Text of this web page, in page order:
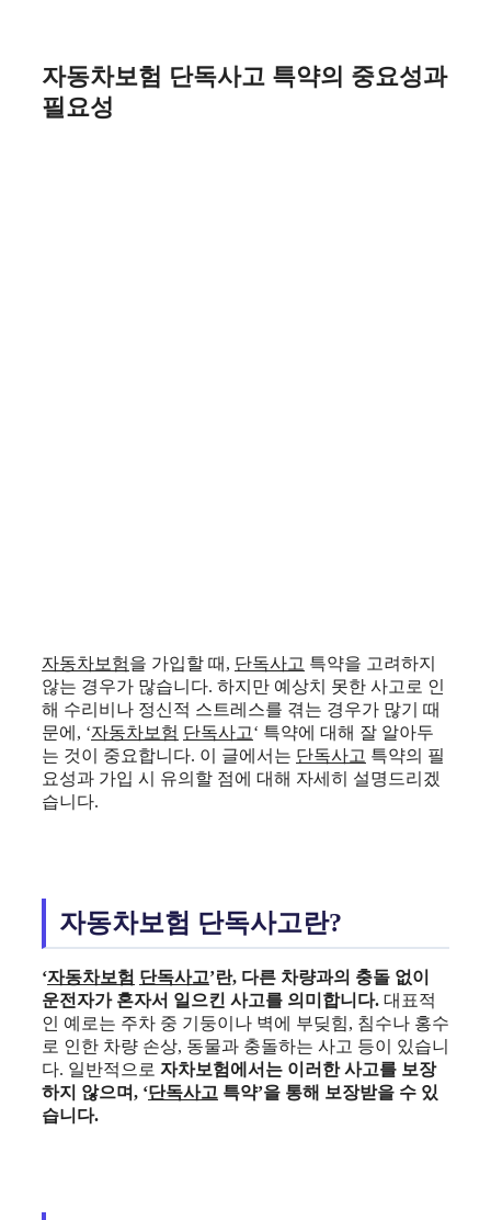
자동차보험 단독사고 특약의 중요성과
필요성
자동차보험을 가입할 때, 단독사고 특약을 고려하지
않는 경우가 많습니다. 하지만 예상치 못한 사고로 인
해 수리비나 정신적 스트레스를 겪는 경우가 많기 때
문에, ‘자동차보험 단독사고‘ 특약에 대해 잘 알아두
는 것이 중요합니다. 이 글에서는 단독사고 특약의 필
요성과 가입 시 유의할 점에 대해 자세히 설명드리겠
습니다.
자동차보험 단독사고란?
‘자동차보험 단독사고’란, 다른 차량과의 충돌 없이
운전자가 혼자서 일으킨 사고를 의미합니다. 대표적
인 예로는 주차 중 기둥이나 벽에 부딪힘, 침수나 홍수
로 인한 차량 손상, 동물과 충돌하는 사고 등이 있습니
다. 일반적으로 자차보험에서는 이러한 사고를 보장
하지 않으며, ‘단독사고 특약’을 통해 보장받을 수 있
습니다.